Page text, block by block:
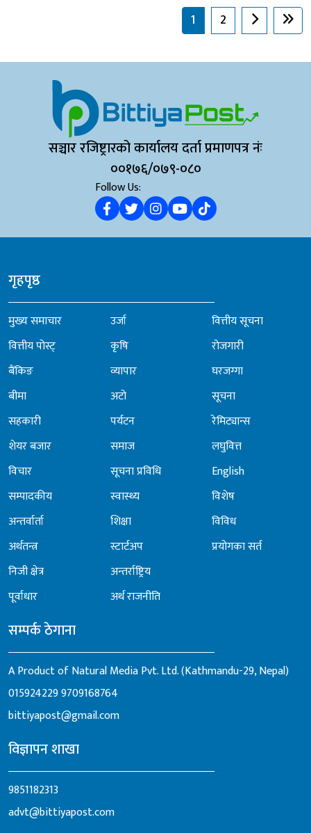
हुन नसक्दा मुलुकले आर्थिक वृद्धि, औद्योगिकीकरण, रोजगारी
1 2
सञ्चार रजिष्ट्रारको कार्यालय दर्ता प्रमाणपत्र नंः
००१७६/०७९-०८०
Follow Us:
गृहपृष्ठ
मुख्य समाचार
वित्तीय पोस्ट्
बैंकिङ
बीमा
सहकारी
शेयर बजार
विचार
सम्पादकीय
अन्तर्वार्ता
अर्थतन्त्र
निजी क्षेत्र
पूर्वाधार
उर्जा
कृषि
व्यापार
अटो
पर्यटन
समाज
सूचना प्रविधि
स्वास्थ्य
शिक्षा
स्टार्टअप
अन्तर्राष्ट्रिय
अर्थ राजनीति
वित्तीय सूचना
रोजगारी
घरजग्गा
सूचना
रेमिट्यान्स
लघुवित्त
English
विशेष
विविध
प्रयोगका सर्त
सम्पर्क ठेगाना
A Product of Natural Media Pvt. Ltd. (Kathmandu-29, Nepal)
0159242299709168764
bittiyapost@gmail.com
विज्ञापन शाखा
9851182313
advt@bittiyapost.com